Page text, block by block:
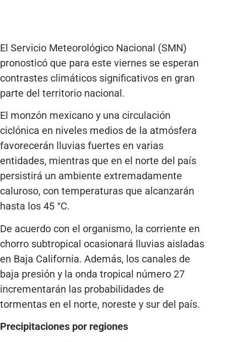
El Servicio Meteorológico Nacional (SMN)
pronosticó que para este viernes se esperan
contrastes climáticos significativos en gran
parte del territorio nacional.
El monzón mexicano y una circulación
ciclónica en niveles medios de la atmósfera
favorecerán lluvias fuertes en varias
entidades, mientras que en el norte del país
persistirá un ambiente extremadamente
caluroso, con temperaturas que alcanzarán
hasta los 45 °C.
De acuerdo con el organismo, la corriente en
chorro subtropical ocasionará lluvias aisladas
en Baja California. Además, los canales de
baja presión y la onda tropical número 27
incrementarán las probabilidades de
tormentas en el norte, noreste y sur del país.
Precipitaciones por regiones